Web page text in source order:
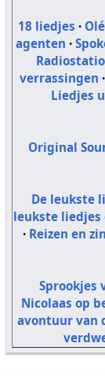
18 liedjes ·
agenten ·
verrassingen·
Liedjes
Original
De leukste
leukste liedjes
· Reizen en
Sprookjes
Nicolaas op
avontuur van